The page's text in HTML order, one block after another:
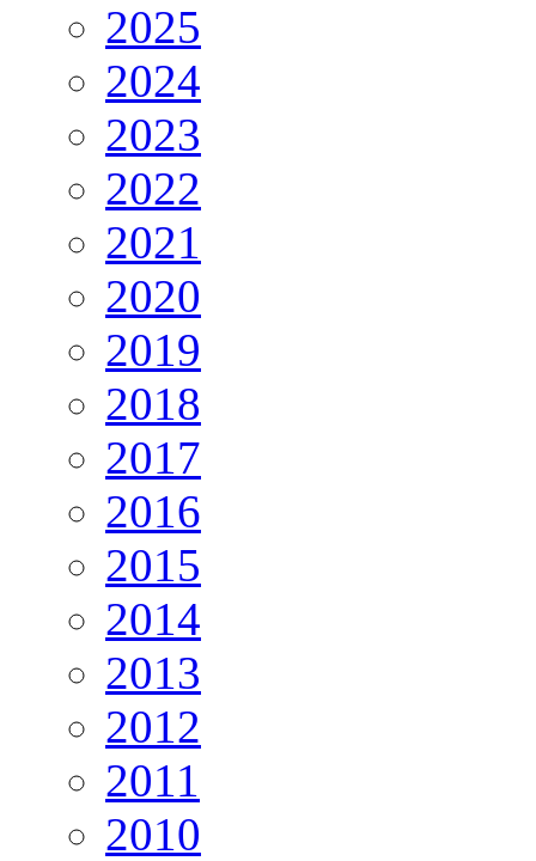
2025
2024
2023
2022
2021
2020
2019
2018
2017
2016
2015
2014
2013
2012
2011
2010